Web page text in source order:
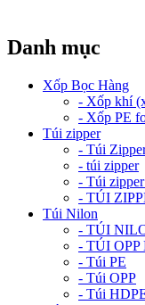
Danh mục
Xốp Bọc Hàng
- Xốp khí
- Xốp PE
Túi zipper
- Túi
- túi zipper
- Túi
- TÚI
Túi Nilon
- TÚI
- TÚI OPP
- Túi PE
- Túi OPP
- Túi